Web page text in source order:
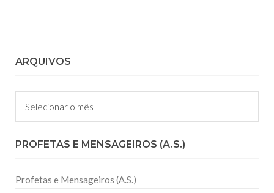
ARQUIVOS
Arquivos
PROFETAS E MENSAGEIROS (A.S.)
Profetas e Mensageiros (A.S.)